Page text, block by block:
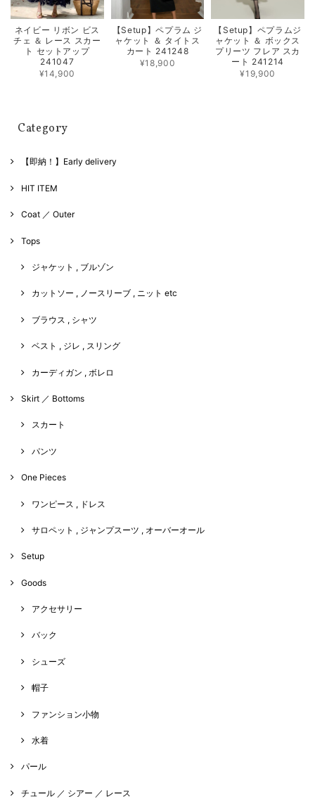
ネイビー リボン ビス
チェ ＆ レース スカー
ト セットアップ
241047
¥14,900
【Setup】ペプラム ジ
ャケット ＆ タイトス
カート 241248
¥18,900
【Setup】ペプラムジ
ャケット ＆ ボックス
プリーツ フレア スカ
ート 241214
¥19,900
Category
【即納！】Early delivery
HIT ITEM
Coat ／ Outer
Tops
ジャケット , ブルゾン
カットソー , ノースリーブ , ニット etc
ブラウス , シャツ
ベスト , ジレ , スリング
カーディガン , ボレロ
Skirt ／ Bottoms
スカート
パンツ
One Pieces
ワンピース , ドレス
サロペット , ジャンプスーツ , オーバーオール
Setup
Goods
アクセサリー
バック
シューズ
帽子
ファンション小物
水着
パール
チュール ／ シアー ／ レース